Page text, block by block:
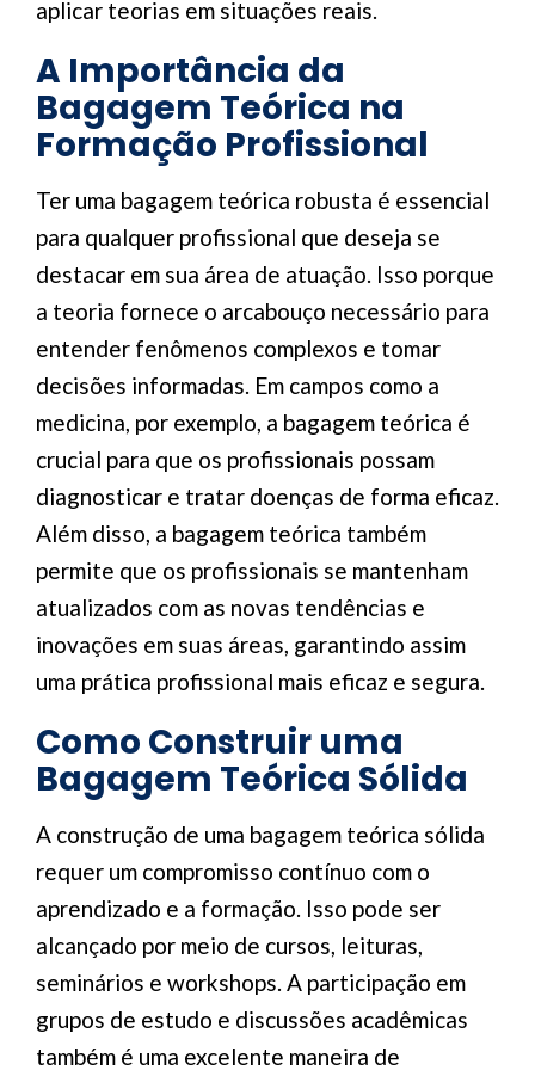
aplicar teorias em situações reais.
A Importância da
Bagagem Teórica na
Formação Profissional
Ter uma bagagem teórica robusta é essencial
para qualquer profissional que deseja se
destacar em sua área de atuação. Isso porque
a teoria fornece o arcabouço necessário para
entender fenômenos complexos e tomar
decisões informadas. Em campos como a
medicina, por exemplo, a bagagem teórica é
crucial para que os profissionais possam
diagnosticar e tratar doenças de forma eficaz.
Além disso, a bagagem teórica também
permite que os profissionais se mantenham
atualizados com as novas tendências e
inovações em suas áreas, garantindo assim
uma prática profissional mais eficaz e segura.
Como Construir uma
Bagagem Teórica Sólida
A construção de uma bagagem teórica sólida
requer um compromisso contínuo com o
aprendizado e a formação. Isso pode ser
alcançado por meio de cursos, leituras,
seminários e workshops. A participação em
grupos de estudo e discussões acadêmicas
também é uma excelente maneira de